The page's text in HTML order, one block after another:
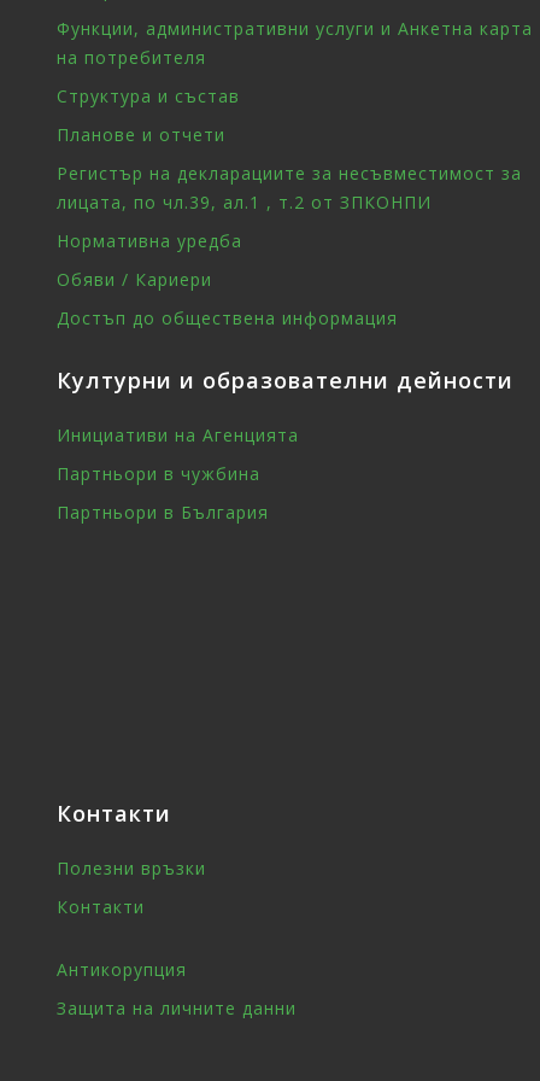
Функции, административни услуги и Анкетна карта
на потребителя
Структура и състав
Планове и отчети
Регистър на декларациите за несъвместимост за
лицата, по чл.39, ал.1 , т.2 от ЗПКОНПИ
Нормативна уредба
Обяви / Кариери
Достъп до обществена информация
Културни и образователни дейности
Инициативи на Агенцията
Партньори в чужбина
Партньори в България
Контакти
Полезни връзки
Контакти
Антикорупция
Защита на личните данни